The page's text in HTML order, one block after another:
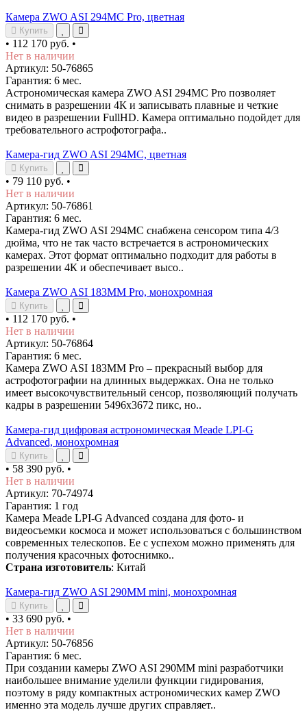
Камера ZWO ASI 294MC Pro, цветная
Купить
• 112 170 руб. •
Нет в наличии
Артикул: 50-76865
Гарантия: 6 мес.
Астрономическая камера ZWO ASI 294MC Pro позволяет
снимать в разрешении 4К и записывать плавные и четкие
видео в разрешении FullHD. Камера оптимально подойдет для
требовательного астрофотографа..
Камера-гид ZWO ASI 294MC, цветная
Купить
• 79 110 руб. •
Нет в наличии
Артикул: 50-76861
Гарантия: 6 мес.
Камера-гид ZWO ASI 294MC снабжена сенсором типа 4/3
дюйма, что не так часто встречается в астрономических
камерах. Этот формат оптимально подходит для работы в
разрешении 4К и обеспечивает высо..
Камера ZWO ASI 183MM Pro, монохромная
Купить
• 112 170 руб. •
Нет в наличии
Артикул: 50-76864
Гарантия: 6 мес.
Камера ZWO ASI 183MM Pro – прекрасный выбор для
астрофотографии на длинных выдержках. Она не только
имеет высокочувствительный сенсор, позволяющий получать
кадры в разрешении 5496х3672 пикс, но..
Камера-гид цифровая астрономическая Meade LPI-G
Advanced, монохромная
Купить
• 58 390 руб. •
Нет в наличии
Артикул: 70-74974
Гарантия: 1 год
Камера Meade LPI-G Advanced создана для фото- и
видеосъемки космоса и может использоваться с большинством
современных телескопов. Ее с успехом можно применять для
получения красочных фотоснимко..
Страна изготовитель: Китай
Камера-гид ZWO ASI 290MM mini, монохромная
Купить
• 33 690 руб. •
Нет в наличии
Артикул: 50-76856
Гарантия: 6 мес.
При создании камеры ZWO ASI 290MM mini разработчики
наибольшее внимание уделили функции гидирования,
поэтому в ряду компактных астрономических камер ZWO
именно эта модель лучше других справляет..